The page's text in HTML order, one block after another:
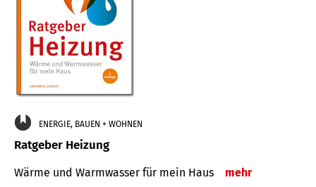
ENERGIE, BAUEN + WOHNEN
Ratgeber Heizung
Wärme und Warmwasser für mein Haus mehr